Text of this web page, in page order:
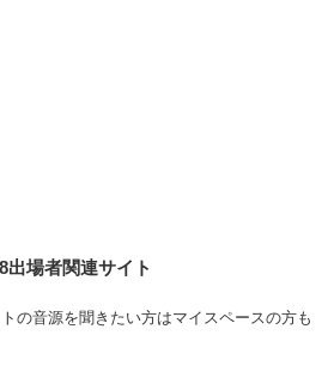
出場者関連サイト
の音源を聞きたい方はマイスペースの方も